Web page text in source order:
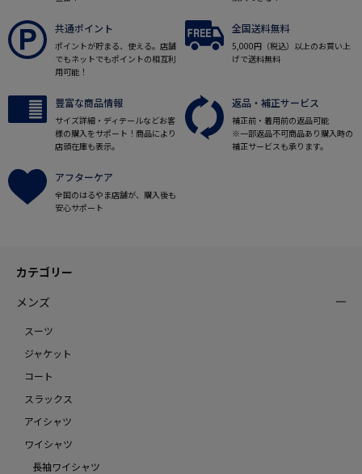
共通ポイント
ポイントが貯まる、使える。店舗
でもネットでもポイントの相互利
用可能！
全国送料無料
5,000円（税込）以上のお買い上
げで送料無料
豊富な商品情報
サイズ詳細・ディテールなどお客
様の購入をサポート！商品により
店頭在庫も表示。
返品・補正サービス
補正前・着用前の返品可能
※一部返品不可商品あり購入時の
補正サービスも承ります。
アフターケア
全国のはるやま店舗が、購入後も
安心サポート
カテゴリー
メンズ
スーツ
ジャケット
コート
スラックス
アイシャツ
ワイシャツ
長袖ワイシャツ